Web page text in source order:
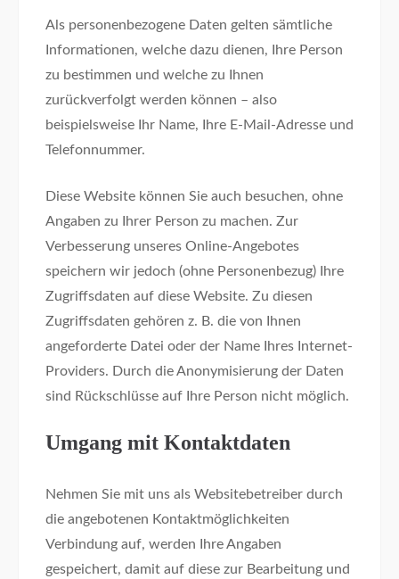
Als personenbezogene Daten gelten sämtliche
Informationen, welche dazu dienen, Ihre Person
zu bestimmen und welche zu Ihnen
zurückverfolgt werden können – also
beispielsweise Ihr Name, Ihre E-Mail-Adresse und
Telefonnummer.
Diese Website können Sie auch besuchen, ohne
Angaben zu Ihrer Person zu machen. Zur
Verbesserung unseres Online-Angebotes
speichern wir jedoch (ohne Personenbezug) Ihre
Zugriffsdaten auf diese Website. Zu diesen
Zugriffsdaten gehören z. B. die von Ihnen
angeforderte Datei oder der Name Ihres Internet-
Providers. Durch die Anonymisierung der Daten
sind Rückschlüsse auf Ihre Person nicht möglich.
Umgang mit Kontaktdaten
Nehmen Sie mit uns als Websitebetreiber durch
die angebotenen Kontaktmöglichkeiten
Verbindung auf, werden Ihre Angaben
gespeichert, damit auf diese zur Bearbeitung und